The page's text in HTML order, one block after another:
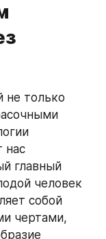
не только
нас
главный
человек
собой
чертами,